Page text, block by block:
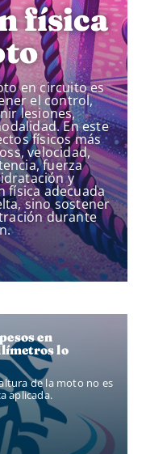
física
en circuito es
el control,
lesiones,
En este
físicos más
velocidad,
fuerza
y
física adecuada
sino sostener
durante
en
lo
de la moto no es
aplicada.